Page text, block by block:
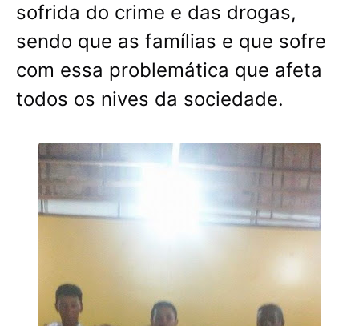
sofrida do crime e das drogas,
sendo que as famílias e que sofre
com essa problemática que afeta
todos os nives da sociedade.